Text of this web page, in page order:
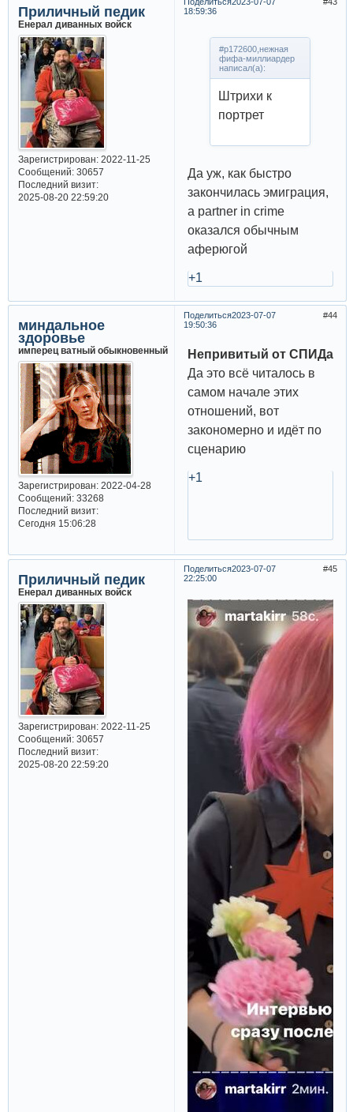
18:59:36
Приличный педик
Енерал диванных войск
Зарегистрирован: 2022-11-25
Сообщений:30657
Последний визит:
2025-08-20 22:59:20
#p172600,нежная
фифа-миллиардер
написал(а):
Штрихи к
портрет
Да уж, как быстро
закончилась эмиграция,
а partner in crime
оказался обычным
аферюгой
+1
Поделиться 44
2023-07-07
19:50:36
миндальное
здоровье
имперец ватный обыкновенный
Зарегистрирован: 2022-04-28
Сообщений:33268
Последний визит:
Сегодня 15:06:28
Непривитый от СПИДа
Да это всё читалось в
самом начале этих
отношений, вот
закономерно и идёт по
сценарию
+1
Поделиться 45
2023-07-07
22:25:00
Приличный педик
Енерал диванных войск
Зарегистрирован: 2022-11-25
Сообщений:30657
Последний визит:
2025-08-20 22:59:20